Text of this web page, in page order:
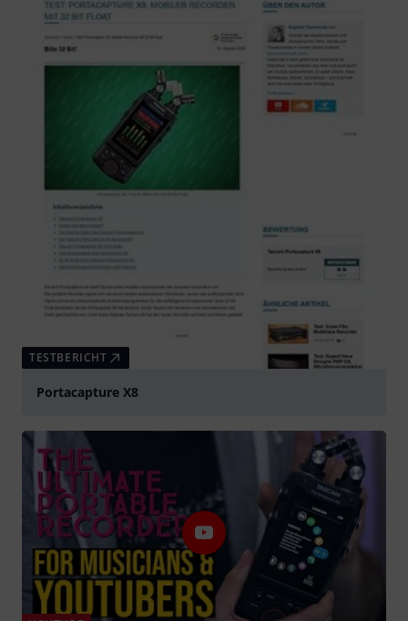
TESTBERICHT
Portacapture X8